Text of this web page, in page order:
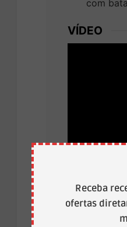
com
VÍDEO
Receba
ofertas